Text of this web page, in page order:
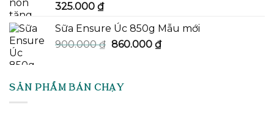
325.000 ₫
Sữa Ensure Úc 850g Mẫu mới
900.000₫ Giá
900.000 ₫.
860.000 ₫Giá
SẢN PHẨM BÁN CHẠY